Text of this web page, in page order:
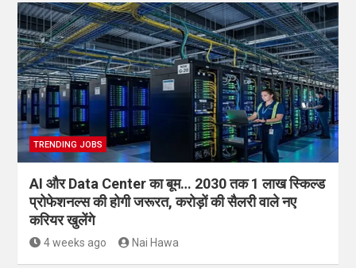
TRENDING JOBS
AI और Data Center का बूम… 2030 तक 1 लाख स्किल्ड
प्रोफेशनल्स की होगी जरूरत, करोड़ों की सैलरी वाले नए
करियर खुलेंगे
4 weeks ago Nai Hawa